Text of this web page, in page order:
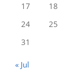
17
18
24
25
31
« Jul